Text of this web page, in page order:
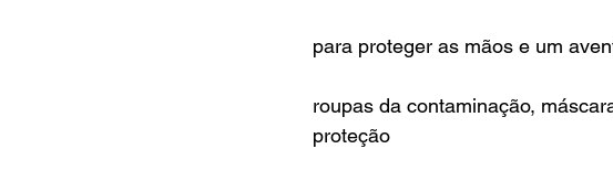
para proteger as mãos e um
roupas da contaminação,
proteção